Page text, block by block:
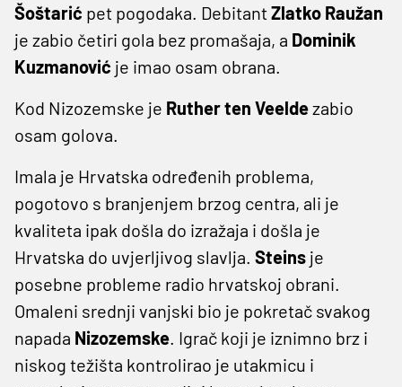
Šoštarić pet pogodaka. DebitantZlatko Raužan
je zabio četiri gola bez promašaja, a Dominik
Kuzmanović je imao osam obrana.
Kod Nizozemske je Ruther ten Veeldezabio
osam golova.
Imala je Hrvatska određenih problema,
pogotovo s branjenjem brzog centra, ali je
kvaliteta ipak došla do izražaja i došla je
Hrvatska do uvjerljivog slavlja. Steins je
posebne probleme radio hrvatskoj obrani.
Omaleni srednji vanjski bio je pokretač svakog
napada Nizozemske. Igrač koji je iznimno brz i
niskog težišta kontrolirao je utakmicu i